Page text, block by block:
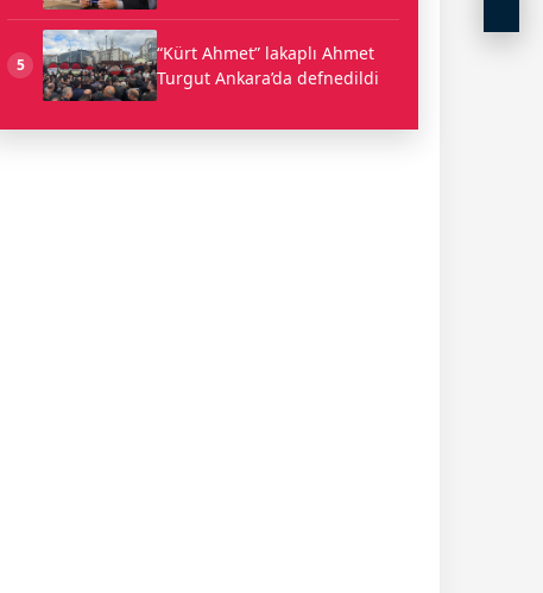
5
“Kürt Ahmet” lakaplı Ahmet
Turgut Ankara’da defnedildi